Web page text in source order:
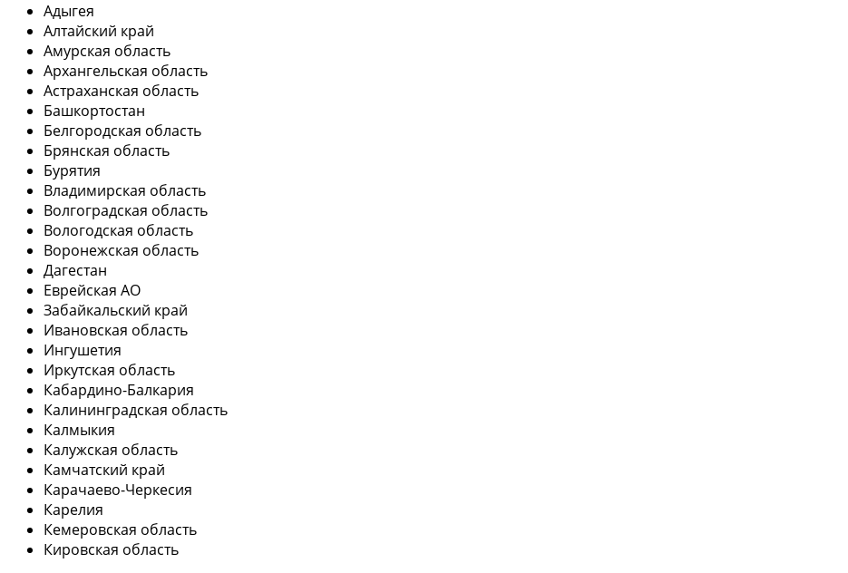
Адыгея
Алтайский край
Амурская область
Архангельская область
Астраханская область
Башкортостан
Белгородская область
Брянская область
Бурятия
Владимирская область
Волгоградская область
Вологодская область
Воронежская область
Дагестан
Еврейская АО
Забайкальский край
Ивановская область
Ингушетия
Иркутская область
Кабардино-Балкария
Калининградская область
Калмыкия
Калужская область
Камчатский край
Карачаево-Черкесия
Карелия
Кемеровская область
Кировская область